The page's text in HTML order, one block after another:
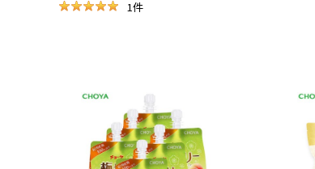
1件